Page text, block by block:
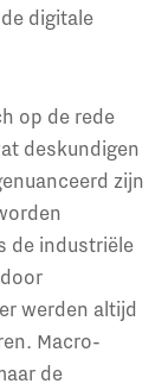
digitale
op de rede
deskundigen
zijn
de industriële
werden altijd
Macro-
de